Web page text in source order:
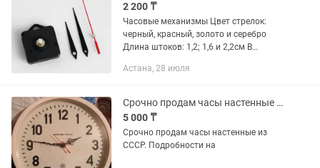
2 200 ₸
Часовые механизмы Цвет стрелок:
черный, красный, золото и серебро
Длина штоков: 1,2; 1,6 и 2,2см В
Поспешите найти для своих часиков
Астана, 28 июля
Срочно продам часы настенные из СССР
5 000 ₸
Срочно продам часы настенные из
СССР. Подробности на